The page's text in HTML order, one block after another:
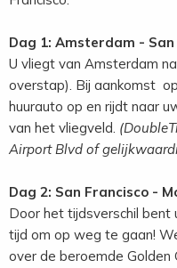
Dag 1: Amsterdam -
U vliegt van Amsterdam
overstap). Bij aankomst
huurauto op en rijdt naar
van het vliegveld.
Airport Blvd of
Dag 2: San Francisco -
Door het tijdsverschil bent
tijd om op weg te gaan!
over de beroemde